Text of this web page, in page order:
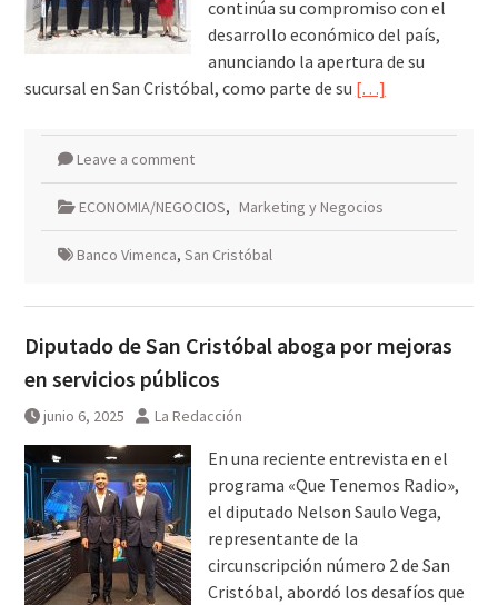
continúa su compromiso con el
desarrollo económico del país,
anunciando la apertura de su
sucursal en San Cristóbal, como parte de su […]
Leave a comment
ECONOMIA/NEGOCIOS, Marketing y Negocios
Banco Vimenca, San Cristóbal
Diputado de San Cristóbal aboga por mejoras
en servicios públicos
junio 6, 2025 La Redacción
En una reciente entrevista en el
programa «Que Tenemos Radio»,
el diputado Nelson Saulo Vega,
representante de la
circunscripción número 2 de San
Cristóbal, abordó los desafíos que